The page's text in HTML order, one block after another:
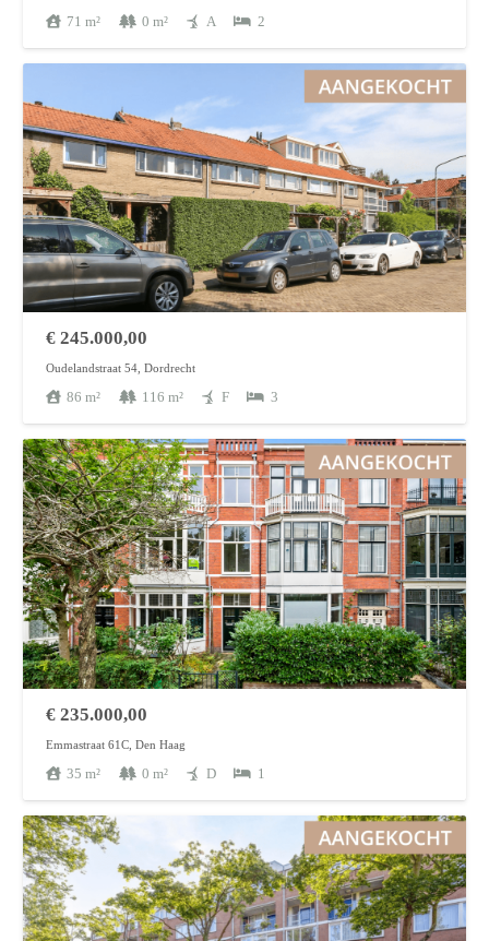
71 m² 0 m² A 2
€ 245.000,00
Oudelandstraat 54, Dordrecht
86 m² 116 m² F 3
€ 235.000,00
Emmastraat 61C, Den Haag
35 m² 0 m² D 1